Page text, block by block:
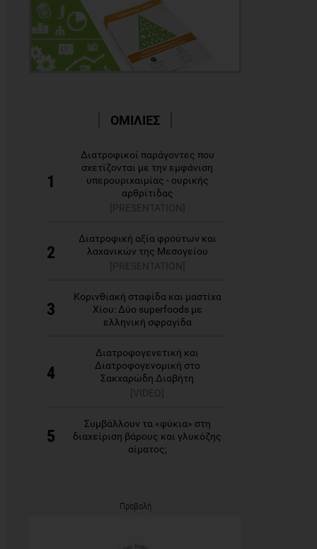
ΟΜΙΛΙΕΣ
1
Διατροφικοί παράγοντες που
σχετίζονται με την εμφάνιση
υπερουριχαιμίας - ουρικής
αρθρίτιδας
[PRESENTATION]
2
Διατροφική αξία φρούτων και
λαχανικών της Μεσογείου
[PRESENTATION]
3
Κορινθιακή σταφίδα και μαστίχα
Χίου: Δύο superfoods με
ελληνική σφραγίδα
4
Διατροφογενετική και
Διατροφογενομική στο
Σακχαρώδη Διαβήτη
[VIDEO]
5
Συμβάλλουν τα «φύκια» στη
διαχείριση βάρους και γλυκόζης
αίματος;
Προβολή